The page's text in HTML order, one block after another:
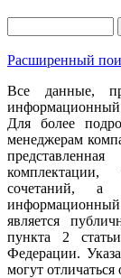
Расширенный
Все данные,
Для более
менеджерам
комплектации,
сочетаний, а
является
пункта 2
Федерации.
могут